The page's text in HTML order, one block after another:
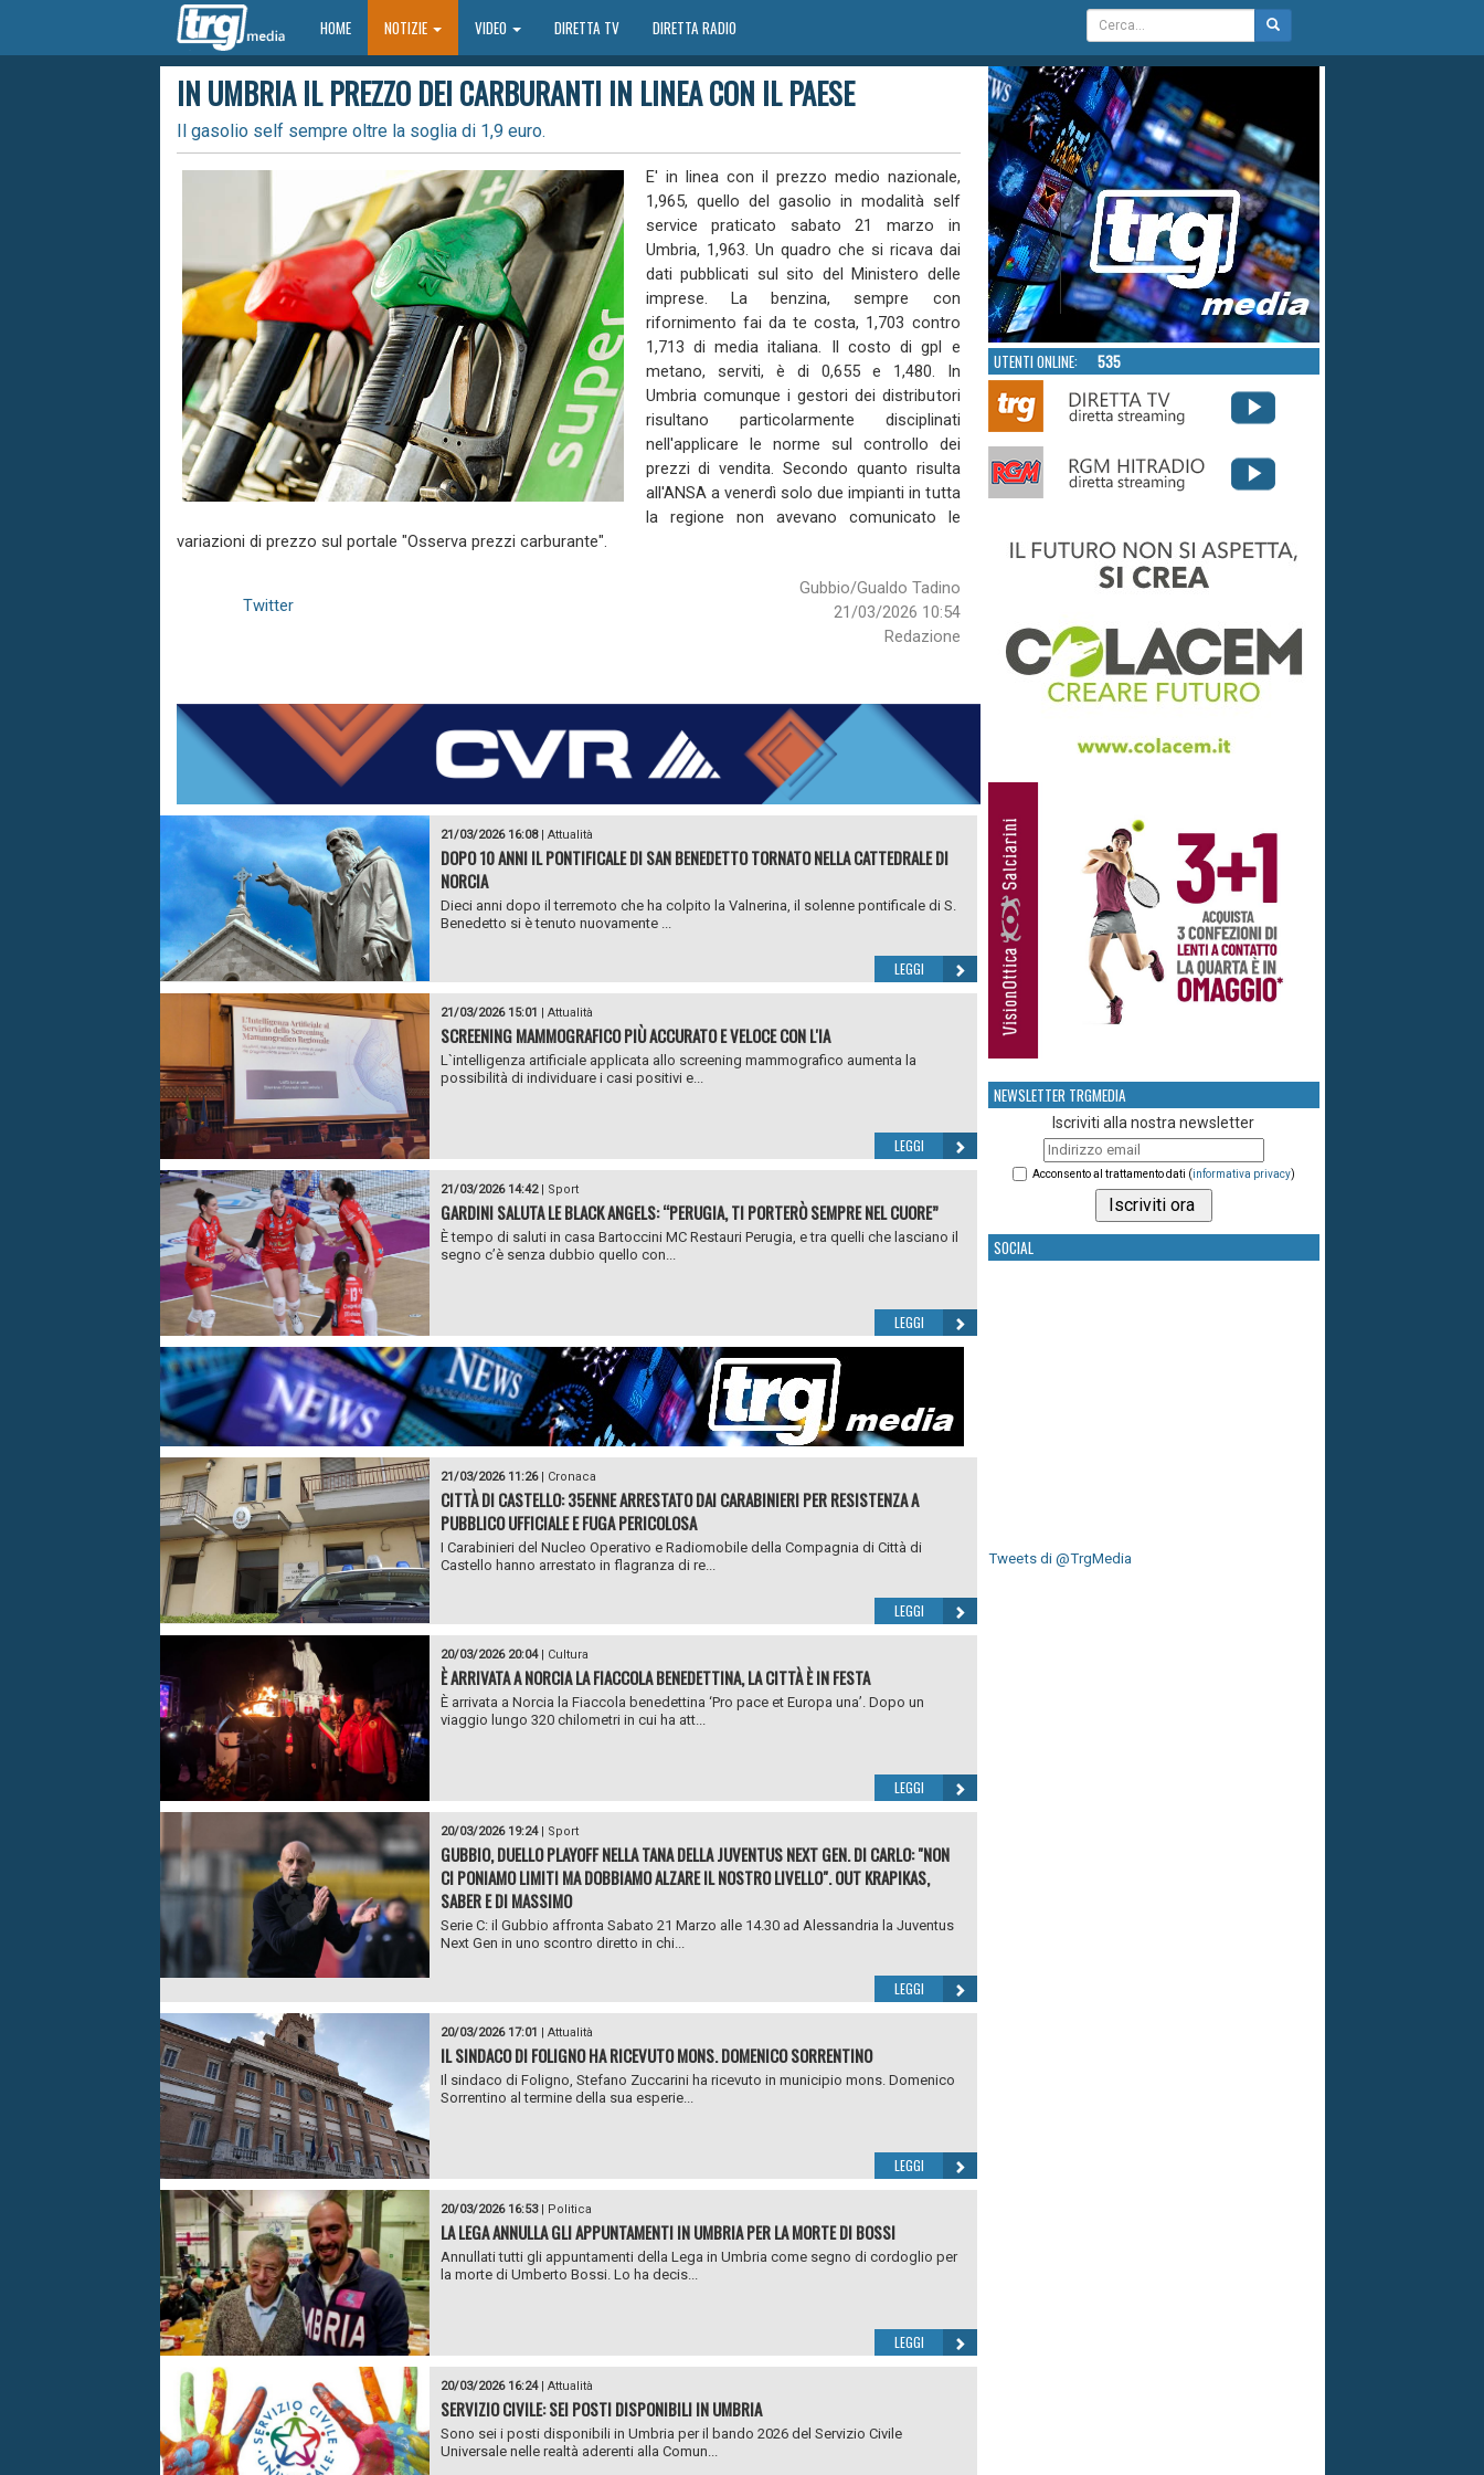
HOMEHOME NOTIZIE VIDEO DIRETTA TV DIRETTA RADIO
IN UMBRIA IL PREZZO DEI CARBURANTI IN LINEA CON IL PAESE
Il gasolio self sempre oltre la soglia di 1,9 euro.
E' in linea con il prezzo medio nazionale,
1,965, quello del gasolio in modalità self
service praticato sabato 21 marzo in
Umbria, 1,963. Un quadro che si ricava dai
dati pubblicati sul sito del Ministero delle
imprese. La benzina, sempre con
rifornimento fai da te costa, 1,703 contro
1,713 di media italiana. Il costo di gpl e
metano, serviti, è di 0,655 e 1,480. In
Umbria comunque i gestori dei distributori
risultano particolarmente disciplinati
nell'applicare le norme sul controllo dei
prezzi di vendita. Secondo quanto risulta
all'ANSA a venerdì solo due impianti in tutta
la regione non avevano comunicato le
variazioni di prezzo sul portale "Osserva prezzi carburante".
Gubbio/Gualdo Tadino
21/03/2026 10:54
Redazione
Twitter
21/03/2026 16:08| Attualità
DOPO 10 ANNI IL PONTIFICALE DI SAN BENEDETTO TORNATO NELLA CATTEDRALE DI
NORCIA
Dieci anni dopo il terremoto che ha colpito la Valnerina, il solenne pontificale di S.
Benedetto si è tenuto nuovamente ...
LEGGI
21/03/2026 15:01 Attualità
SCREENING MAMMOGRAFICO PIÙ ACCURATO E VELOCE CON L'IA
L`intelligenza artificiale applicata allo screening mammografico aumenta la
possibilità di individuare i casi positivi e...
LEGGI
21/03/2026 14:42| Sport
GARDINI SALUTA LE BLACK ANGELS: “PERUGIA, TI PORTERÒ SEMPRE NEL CUORE”
È tempo di saluti in casa Bartoccini MC Restauri Perugia, e tra quelli che lasciano il
segno c’è senza dubbio quello con...
LEGGI
21/03/2026 11:26| Cronaca
CITTÀ DI CASTELLO: 35ENNE ARRESTATO DAI CARABINIERI PER RESISTENZA A
PUBBLICO UFFICIALE E FUGA PERICOLOSA
I Carabinieri del Nucleo Operativo e Radiomobile della Compagnia di Città di
Castello hanno arrestato in flagranza di re...
LEGGI
20/03/2026 20:04| Cultura
È ARRIVATA A NORCIA LA FIACCOLA BENEDETTINA, LA CITTÀ È IN FESTA
È arrivata a Norcia la Fiaccola benedettina ‘Pro pace et Europa una’. Dopo un
viaggio lungo 320 chilometri in cui ha att...
LEGGI
20/03/2026 19:24| Sport
GUBBIO, DUELLO PLAYOFF NELLA TANA DELLA JUVENTUS NEXT GEN. DI CARLO: "NON
CI PONIAMO LIMITI MA DOBBIAMO ALZARE IL NOSTRO LIVELLO". OUT KRAPIKAS,
SABER E DI MASSIMO
Serie C: il Gubbio affronta Sabato 21 Marzo alle 14.30 ad Alessandria la Juventus
Next Gen in uno scontro diretto in chi...
LEGGI
20/03/2026 17:01 Attualità
IL SINDACO DI FOLIGNO HA RICEVUTO MONS. DOMENICO SORRENTINO
Il sindaco di Foligno, Stefano Zuccarini ha ricevuto in municipio mons. Domenico
Sorrentino al termine della sua esperie...
LEGGI
20/03/2026 16:53| Politica
LA LEGA ANNULLA GLI APPUNTAMENTI IN UMBRIA PER LA MORTE DI BOSSI
Annullati tutti gli appuntamenti della Lega in Umbria come segno di cordoglio per
la morte di Umberto Bossi. Lo ha decis...
LEGGI
20/03/2026 16:24| Attualità
SERVIZIO CIVILE: SEI POSTI DISPONIBILI IN UMBRIA
Sono sei i posti disponibili in Umbria per il bando 2026 del Servizio Civile
Universale nelle realtà aderenti alla Comun...
UTENTI ONLINE: 535
NEWSLETTER TRGMEDIA
Iscriviti alla nostra newsletter
Acconsento al trattamento dati (informativa privacy)
SOCIAL
Tweets di @TrgMedia